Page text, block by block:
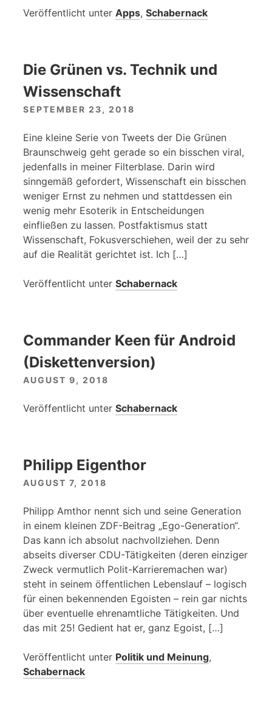
Veröffentlicht unter Apps, Schabernack
Die Grünen vs. Technik und
Wissenschaft
SEPTEMBER 23, 2018
Eine kleine Serie von Tweets der Die Grünen
Braunschweig geht gerade so ein bisschen viral,
jedenfalls in meiner Filterblase. Darin wird
sinngemäß gefordert, Wissenschaft ein bisschen
weniger Ernst zu nehmen und stattdessen ein
wenig mehr Esoterik in Entscheidungen
einfließen zu lassen. Postfaktismus statt
Wissenschaft, Fokusverschiehen, weil der zu sehr
auf die Realität gerichtet ist. Ich […]
Veröffentlicht unter Schabernack
Commander Keen für Android
(Diskettenversion)
AUGUST 9, 2018
Veröffentlicht unter Schabernack
Philipp Eigenthor
AUGUST 7, 2018
Philipp Amthor nennt sich und seine Generation
in einem kleinen ZDF-Beitrag „Ego-Generation“.
Das kann ich absolut nachvollziehen. Denn
abseits diverser CDU-Tätigkeiten (deren einziger
Zweck vermutlich Polit-Karrieremachen war)
steht in seinem öffentlichen Lebenslauf – logisch
für einen bekennenden Egoisten – rein gar nichts
über eventuelle ehrenamtliche Tätigkeiten. Und
das mit 25! Gedient hat er, ganz Egoist, […]
Veröffentlicht unter Politik und Meinung,
Schabernack